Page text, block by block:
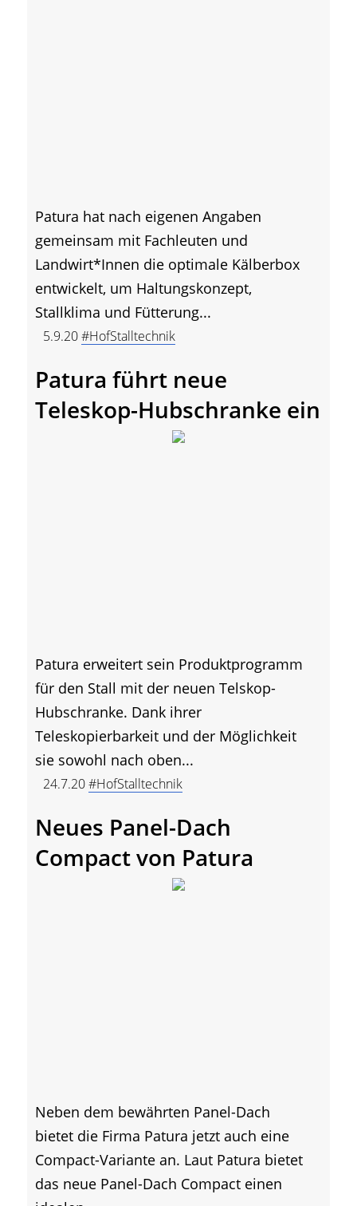
Patura hat nach eigenen Angaben
gemeinsam mit Fachleuten und
Landwirt*Innen die optimale Kälberbox
entwickelt, um Haltungskonzept,
Stallklima und Fütterung...
5.9.20#HofStalltechnik
Patura führt neue
Teleskop-Hubschranke ein
Patura erweitert sein Produktprogramm
für den Stall mit der neuen Telskop-
Hubschranke. Dank ihrer
Teleskopierbarkeit und der Möglichkeit
sie sowohl nach oben...
24.7.20#HofStalltechnik
Neues Panel-Dach
Compact von Patura
Neben dem bewährten Panel-Dach
bietet die Firma Patura jetzt auch eine
Compact-Variante an. Laut Patura bietet
das neue Panel-Dach Compact einen